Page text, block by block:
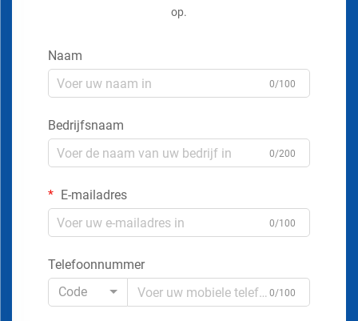
op.
Naam
0/100
Bedrijfsnaam
0/200
E-mailadres
0/100
Telefoonnummer
Code
0/100